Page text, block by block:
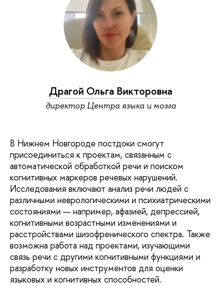
Драгой Ольга Викторовна
директор Центра языка и мозга
В Нижнем Новгороде постдоки смогут
присоединиться к проектам, связанным с
автоматической обработкой речи и поиском
когнитивных маркеров речевых нарушений.
Исследования включают анализ речи людей с
различными неврологическими и психиатрическими
состояниями — например, афазией, депрессией,
когнитивными возрастными изменениями и
расстройствами шизофренического спектра. Также
возможна работа над проектами, изучающими
связь речи с другими когнитивными функциями и
разработку новых инструментов для оценки
языковых и когнитивных способностей.